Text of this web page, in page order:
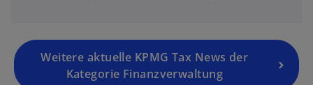
Weitere aktuelle KPMG Tax News der
Kategorie Finanzverwaltung